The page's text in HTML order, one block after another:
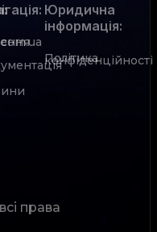
Юридична
інформація:
Політика
конфіденційності
права